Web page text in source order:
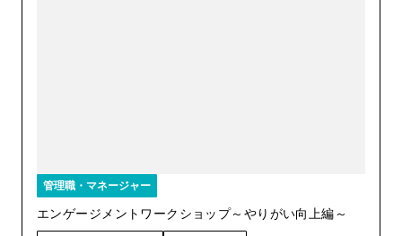
管理職・マネージャー
エンゲージメントワークショップ～やりがい向上編～